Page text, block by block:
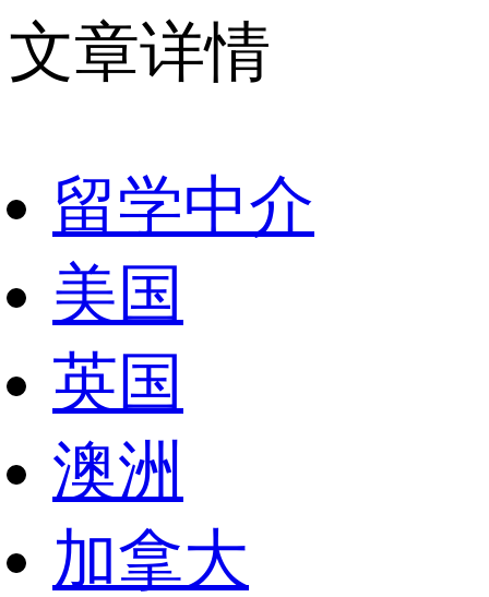
文章详情
留学中介
美国
英国
澳洲
加拿大